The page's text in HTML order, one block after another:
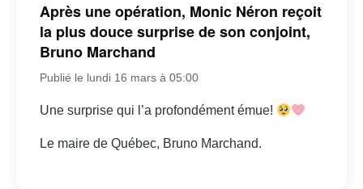
Après une opération, Monic Néron reçoit
la plus douce surprise de son conjoint,
Bruno Marchand
Publié le lundi 16 mars à 05:00
Une surprise qui l’a profondément émue!
Le maire de Québec, Bruno Marchand.